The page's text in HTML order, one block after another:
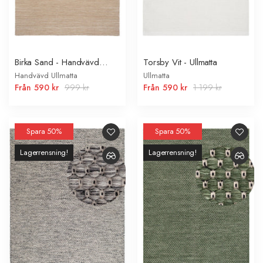
Birka Sand - Handvävd
Ullmatta
Handvävd Ullmatta
Från 590 kr 999 kr
Torsby Vit - Ullmatta
Ullmatta
Från 590 kr 1 199 kr
Spara 50%
Lagerrensning!
Spara 50%
Lagerrensning!